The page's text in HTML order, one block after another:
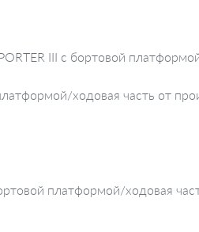
III c бортовой
ходовая часть от
платформой/ходовая